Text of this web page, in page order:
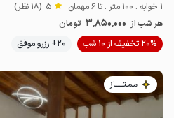
1 خوابه . 100 متر . تا 6 مهمان 5 (18 نظر)
هر شب از 3٬850٬000 تومان
20% تخفیف از 10 شب
20+ رزرو موفق
مـمـتــــــاز